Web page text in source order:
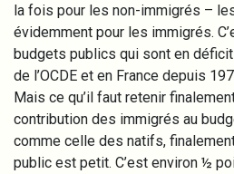
la fois pour les non-immigrés –
évidemment pour les immigrés.
budgets publics qui sont en
de l’OCDE et en France depuis
Mais ce qu’il faut retenir
contribution des immigrés au
comme celle des natifs,
public est petit. C’est environ ½